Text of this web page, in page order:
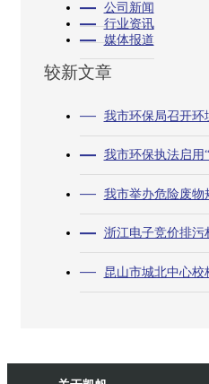
公司新闻
行业资讯
媒体报道
较新文章
我市环保局召开环
我市环保执法启用
我市举办危险废物
浙江电子竞价排污
昆山市城北中心校校